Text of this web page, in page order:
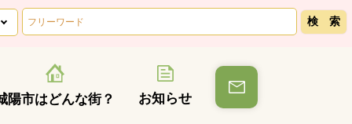
陽市はどんな街？ お知らせ